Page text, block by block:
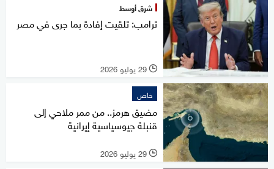
شرق أوسط
ترامب: تلقيت إفادة بما جرى في مصر
l 29 يوليو 2026
خاص
مضيق هرمز.. من ممر ملاحي إلى
قنبلة جيوسياسية إيرانية
l 29 يوليو 2026